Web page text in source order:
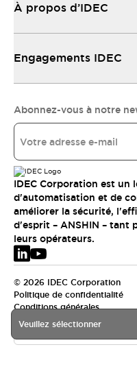
Veuillez sélectionner
À propos d’IDEC
Engagements IDEC
Abonnez-vous à notre
IDEC Corporation est un
d'automatisation et de
améliorer la sécurité,
d'esprit – ANSHIN – tant
leurs opérateurs.
© 2026 IDEC Corporation
Politique de confidentialité
Conditions générales
EMEA